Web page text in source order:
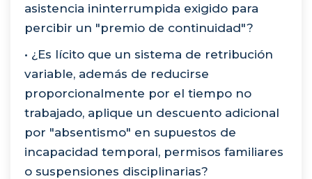
asistencia ininterrumpida exigido para
percibir un "premio de continuidad"?
• ¿Es lícito que un sistema de retribución
variable, además de reducirse
proporcionalmente por el tiempo no
trabajado, aplique un descuento adicional
por "absentismo" en supuestos de
incapacidad temporal, permisos familiares
o suspensiones disciplinarias?